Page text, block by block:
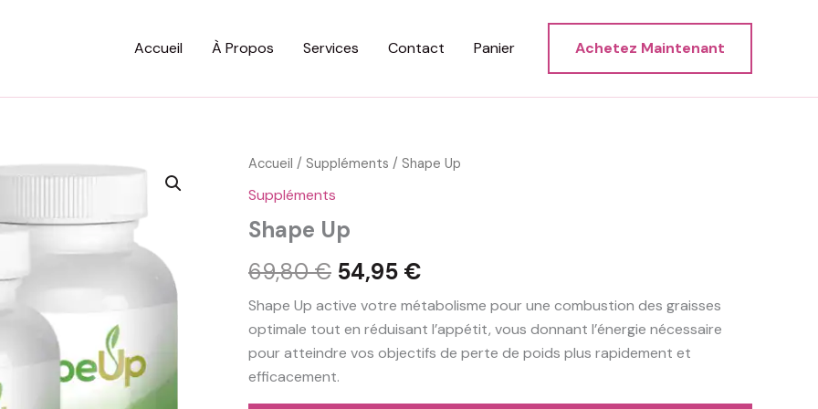
Accueil À Propos Services Contact Panier Achetez Maintenant
Accueil / Suppléments / Shape Up
Suppléments
Shape Up
69,80€ Le
prix
initial
était :
54,95 €
prix
actuel
Shape Up active votre métabolisme pour une combustion des graisses
optimale tout en réduisant l’appétit, vous donnant l’énergie nécessaire
pour atteindre vos objectifs de perte de poids plus rapidement et
efficacement.